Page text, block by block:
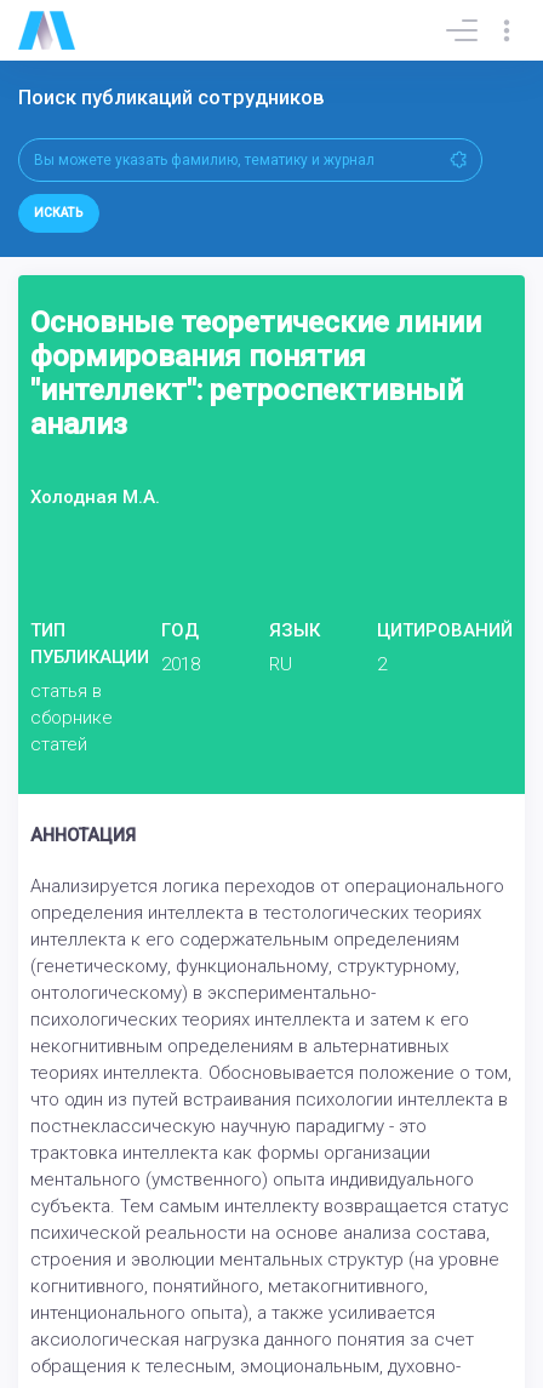
Поиск публикаций сотрудников
ИСКАТЬ
Основные теоретические линии
формирования понятия
"интеллект": ретроспективный
анализ
Холодная М.А.
ТИП
ПУБЛИКАЦИИ
статья в
сборнике
статей
ГОД
2018
ЯЗЫК
RU
ЦИТИРОВАНИЙ
2
АННОТАЦИЯ
Анализируется логика переходов от операционального
определения интеллекта в тестологических теориях
интеллекта к его содержательным определениям
(генетическому, функциональному, структурному,
онтологическому) в экспериментально-
психологических теориях интеллекта и затем к его
некогнитивным определениям в альтернативных
теориях интеллекта. Обосновывается положение о том,
что один из путей встраивания психологии интеллекта в
постнеклассическую научную парадигму - это
трактовка интеллекта как формы организации
ментального (умственного) опыта индивидуального
субъекта. Тем самым интеллекту возвращается статус
психической реальности на основе анализа состава,
строения и эволюции ментальных структур (на уровне
когнитивного, понятийного, метакогнитивного,
интенционального опыта), а также усиливается
аксиологическая нагрузка данного понятия за счет
обращения к телесным, эмоциональным, духовно-